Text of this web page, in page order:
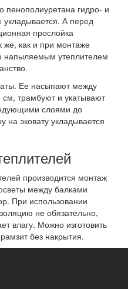
пенополиуретана гидро- и
А перед
прослойка
же, как и при монтаже
напыляемым утеплителем
Ее насыпают между
трамбуют и укатывают
слоями до
на эковату укладывается
производится монтаж
между балками
При использовании
не обязательно,
влагу. Можно изготовить
без накрытия.